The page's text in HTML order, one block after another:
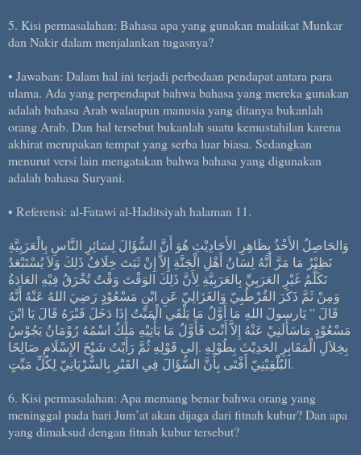
5. Kisi permasalahan: Bahasa apa yang gunakan malaikat Munkar
dan Nakir dalam menjalankan tugasnya?
• Jawaban: Dalam hal ini terjadi perbedaan pendapat antara para
ulama. Ada yang perpendapat bahwa bahasa yang mereka gunakan
adalah bahasa Arab walaupun manusia yang ditanya bukanlah
orang Arab. Dan hal tersebut bukanlah suatu kemustahilan karena
akhirat merupakan tempat yang serba luar biasa. Sedangkan
menurut versi lain mengatakan bahwa bahasa yang digunakan
adalah bahasa Suryani.
• Referensi: al-Fatawi al-Haditsiyah halaman 11.
وَالحَاصِلُ الأَخْذُ بِظَاهِرِ الأَحَادِيْثِ هُوَ أَنَّ السُّؤَالَ لِسَائِرِ النَّاسِ بِالْعَرَبِيَّةِ
نَظِيْرُ مَا مَرَّ أَنَّهُ لِسَانُ أَهْلِ الْجَنَّةِ إِلاَّ إِنْ ثَبَتَ خِلَافُ ذَلِكَ وَلاَ يُسْتَبْعَدُ
تَكَلُّمُ غَيْرِ العَرَبِيِّ بِالعَرَبِيَّةِ لِأَنَّ ذَلِكَ الوَقْتَ وَقْتٌ تُخْرَقُ فِيْهِ العَادَةُ
وَمِنْ ثَمَّ ذَكَرَ القُرْطُبِيّ وَالغَزَالِيّ عَنِ ابْنِ مَسْعُوْدٍ رَضِيَ اللهُ عَنْهُ أَنَّهُ
قَالَ ” يَارسولَ اللهِ مَا أَوَّلُ مَا يَلْقَي الْمَيِّتُ إِذَا دَخَلَ قَبْرَهُ قَالَ يَا ابْنَ
مَسْعُوْدٍ مَاسَأَلَنِيْ عَنْهُ إِلاَّ أَنْتَ فَأَوَّلُ مَا يَأْتِيْهِ مَلَكٌ اسْمُهُ رُوْمَانُ يَجُوْسُ
بِخِلاَلِ الْمَقَابِرِ الحَدِيْثَ بِطُوْلِهِ .إلى قَوْلِهِ ثُمَّ رَأَيْتُ شَيْخَ الإِسْلَامِ صَالِحًا
البُلْْقِيْنِيّ أَفْتَى بِأَنَّ السُّؤَالَ فِي القَبْرِ بِالسُّرْيَانِيّ لِكُلِّ مَيِّتٍ.
6. Kisi permasalahan: Apa memang benar bahwa orang yang
meninggal pada hari Jum’at akan dijaga dari fitnah kubur? Dan apa
yang dimaksud dengan fitnah kubur tersebut?